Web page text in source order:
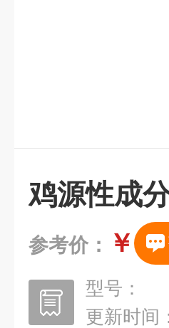
鸡源性成
参考价： ￥
型号：
更新时间